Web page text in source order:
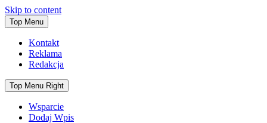
Skip to content
Top Menu
Kontakt
Reklama
Redakcja
Top Menu Right
Wsparcie
Dodaj Wpis